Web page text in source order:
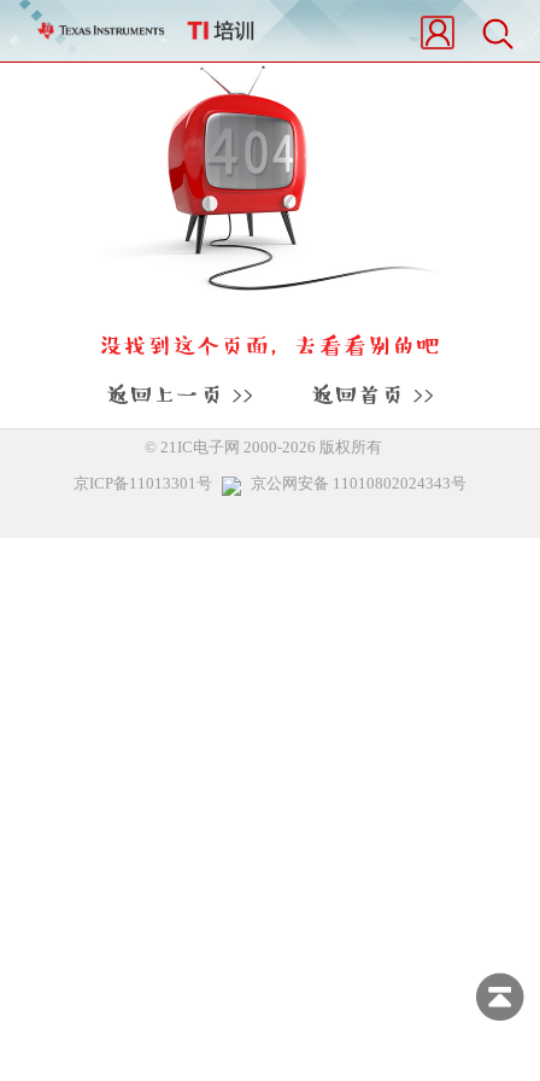
©21IC电子网 2000-2026 版权所有
京ICP备11013301号 京公网安备 11010802024343号